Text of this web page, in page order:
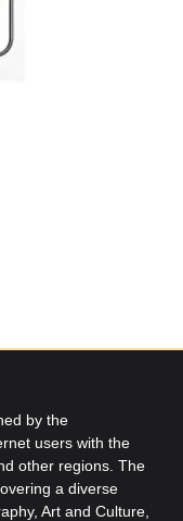
by the
users with the
other regions. The
a diverse
Art and Culture,